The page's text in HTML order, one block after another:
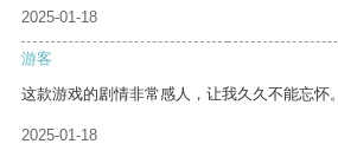
2025-01-18
游客
这款游戏的剧情非常感人，让我久久不能忘怀。
2025-01-18